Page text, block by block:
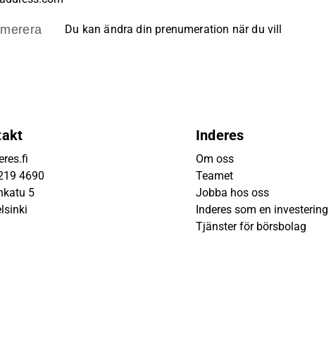
Du kan ändra din prenumeration när du vill
4690
5
Inderes
Om oss
Teamet
Jobba hos oss
Inderes som en investering
Tjänster för börsbolag